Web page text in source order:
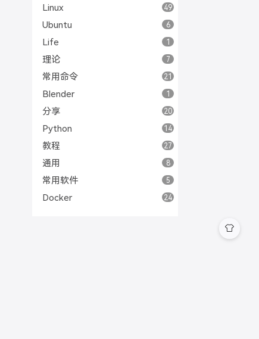
Linux 49
Ubuntu 6
Life 1
理论 7
常用命令 21
Blender 1
分享 20
Python 14
教程 27
通用 8
常用软件 5
Docker 24